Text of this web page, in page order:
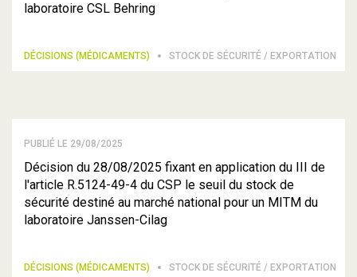
laboratoire CSL Behring
DÉCISIONS (MÉDICAMENTS) STOCK DE SÉCURITÉ / EXPORTATION
PUBLIÉ LE 29/08/2025
Décision du 28/08/2025 fixant en application du III de
l'article R.5124-49-4 du CSP le seuil du stock de
sécurité destiné au marché national pour un MITM du
laboratoire Janssen-Cilag
DÉCISIONS (MÉDICAMENTS) STOCK DE SÉCURITÉ / EXPORTATION